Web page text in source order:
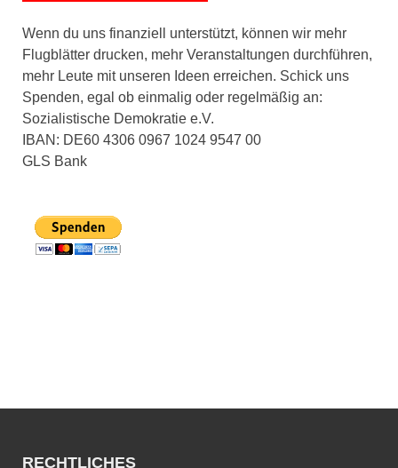
Wenn du uns finanziell unterstützt, können wir mehr
Flugblätter drucken, mehr Veranstaltungen durchführen,
mehr Leute mit unseren Ideen erreichen. Schick uns
Spenden, egal ob einmalig oder regelmäßig an:
Sozialistische Demokratie e.V.
IBAN: DE60 4306 0967 1024 9547 00
GLS Bank
RECHTLICHES